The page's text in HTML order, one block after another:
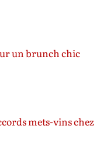
un brunch chic
mets-vins chez